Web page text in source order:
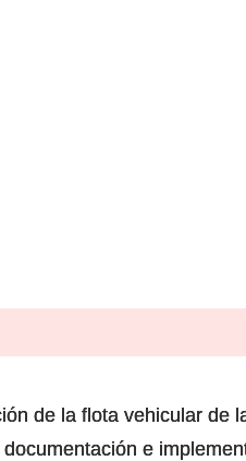
de la flota vehicular de
e